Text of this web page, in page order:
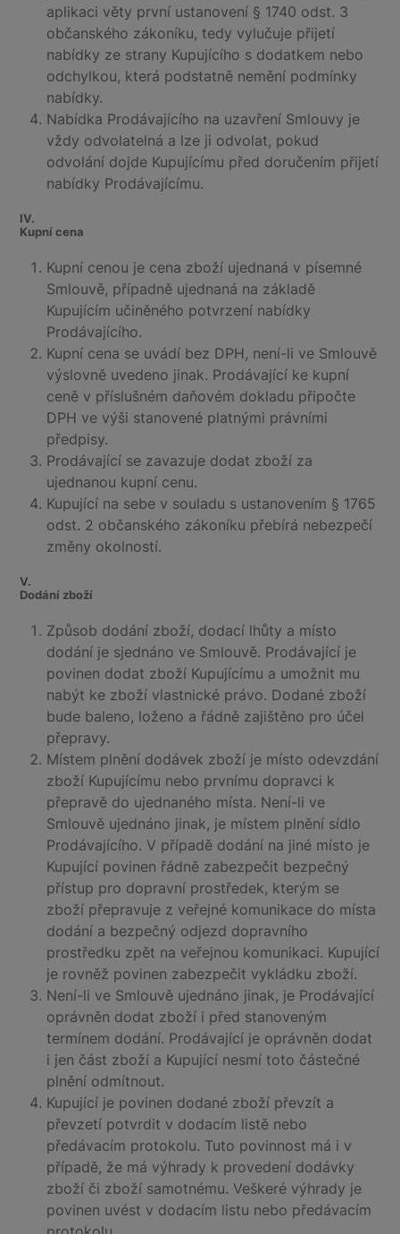
aplikaci věty první ustanovení § 1740 odst. 3
občanského zákoníku, tedy vylučuje přijetí
nabídky ze strany Kupujícího s dodatkem nebo
odchylkou, která podstatně nemění podmínky
nabídky.
Nabídka Prodávajícího na uzavření Smlouvy je
vždy odvolatelná a lze ji odvolat, pokud
odvolání dojde Kupujícímu před doručením přijetí
nabídky Prodávajícímu.
IV.
Kupní cena
Kupní cenou je cena zboží ujednaná v písemné
Smlouvě, případně ujednaná na základě
Kupujícím učiněného potvrzení nabídky
Prodávajícího.
Kupní cena se uvádí bez DPH, není-li ve Smlouvě
výslovně uvedeno jinak. Prodávající ke kupní
ceně v příslušném daňovém dokladu připočte
DPH ve výši stanovené platnými právními
předpisy.
Prodávající se zavazuje dodat zboží za
ujednanou kupní cenu.
Kupující na sebe v souladu s ustanovením § 1765
odst. 2 občanského zákoníku přebírá nebezpečí
změny okolností.
V.
Dodání zboží
Způsob dodání zboží, dodací lhůty a místo
dodání je sjednáno ve Smlouvě. Prodávající je
povinen dodat zboží Kupujícímu a umožnit mu
nabýt ke zboží vlastnické právo. Dodané zboží
bude baleno, loženo a řádně zajištěno pro účel
přepravy.
Místem plnění dodávek zboží je místo odevzdání
zboží Kupujícímu nebo prvnímu dopravci k
přepravě do ujednaného místa. Není-li ve
Smlouvě ujednáno jinak, je místem plnění sídlo
Prodávajícího. V případě dodání na jiné místo je
Kupující povinen řádně zabezpečit bezpečný
přístup pro dopravní prostředek, kterým se
zboží přepravuje z veřejné komunikace do místa
dodání a bezpečný odjezd dopravního
prostředku zpět na veřejnou komunikaci. Kupující
je rovněž povinen zabezpečit vykládku zboží.
Není-li ve Smlouvě ujednáno jinak, je Prodávající
oprávněn dodat zboží i před stanoveným
termínem dodání. Prodávající je oprávněn dodat
i jen část zboží a Kupující nesmí toto částečné
plnění odmítnout.
Kupující je povinen dodané zboží převzít a
převzetí potvrdit v dodacím listě nebo
předávacím protokolu. Tuto povinnost má i v
případě, že má výhrady k provedení dodávky
zboží či zboží samotnému. Veškeré výhrady je
povinen uvést v dodacím listu nebo předávacím